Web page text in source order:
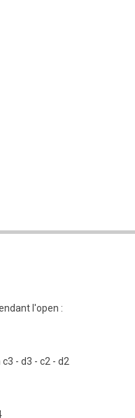
l'open :
- d3 - c2 - d2